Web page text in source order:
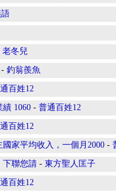
老冬兒
- 釣翁羨魚
百姓12
1060 - 普通百姓12
百姓12
家平均收入，一個月2000 -
下聯您請 - 東方聖人匡子
百姓12